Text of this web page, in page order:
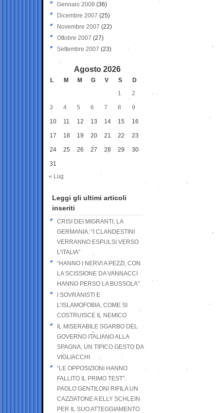
Gennaio 2008 (36)
Dicembre 2007 (25)
Novembre 2007 (22)
Ottobre 2007 (27)
Settembre 2007 (23)
Agosto 2026
L M M G V S
D
1
2
3 4 5 6 7 8 9
10 11 12 13 14 15 16
17 18 19 20 21 22 23
24 25 26 27 28 29 30
31
« Lug
Leggi gli ultimi articoli
inseriti
CRISI DEI MIGRANTI, LA
GERMANIA: “I CLANDESTINI
VERRANNO ESPULSI VERSO
L’ITALIA”
“HANNO I NERVI A PEZZI, CON
LA SCISSIONE DA VANNACCI
HANNO PERSO LA BUSSOLA”
I SOVRANISTI E
L’ISLAMOFOBIA, COME SI
COSTRUISCE IL NEMICO
IL MISERABILE SGARBO DEL
GOVERNO ITALIANO ALLA
SPAGNA, UN TIPICO GESTO DA
VIGLIACCHI
“LE OPPOSIZIONI HANNO
FALLITO IL PRIMO TEST”.
PAOLO GENTILONI RIFILA UN
CAZZIATONE A ELLY SCHLEIN
PER IL SUO ATTEGGIAMENTO